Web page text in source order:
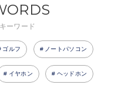
ーワード
ゴルフ ノートパソコン
イヤホン ヘッドホン